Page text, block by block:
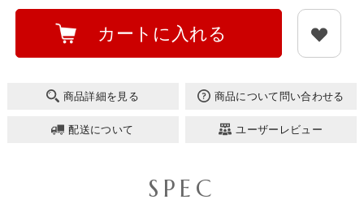
カートに入れる
商品詳細を見る 商品について問い合わせる
配送について ユーザーレビュー
SPEC